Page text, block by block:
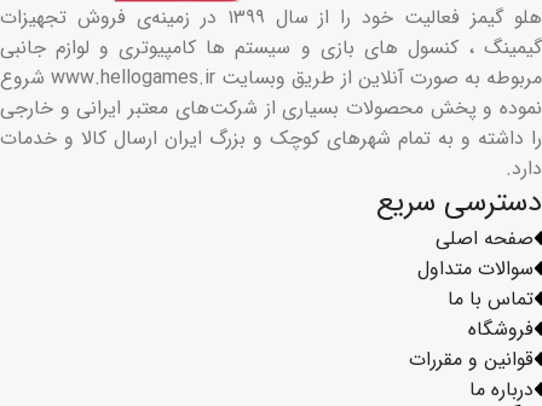
فروشگاه
قوانین و مقررات
درباره ما
دسترسی سریع
صفحه اصلی
سوالات متداول
تماس با ما
هلو گیمز فعالیت خود را از سال ۱۳۹۹ در زمینه‌ی فروش تجهیزات
گیمینگ ، کنسول های بازی و سیستم ها کامپیوتری و لوازم جانبی
مربوطه به صورت آنلاین از طریق وبسایت www.hellogames.ir شروع
نموده و پخش محصولات بسیاری از شرکت‌های معتبر ایرانی و خارجی
را داشته و به تمام شهرهای کوچک و بزرگ ایران ارسال کالا و خدمات
دارد.